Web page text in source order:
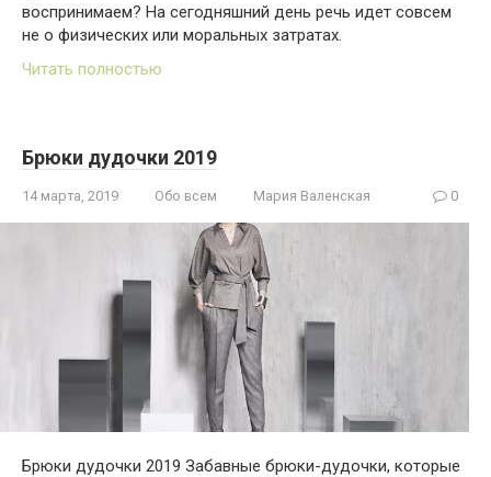
воспринимаем? На сегодняшний день речь идет совсем
не о физических или моральных затратах.
Читать полностью
Брюки дудочки 2019
14 марта, 2019 Обо всем Мария Валенская 0
Брюки дудочки 2019 Забавные брюки-дудочки, которые